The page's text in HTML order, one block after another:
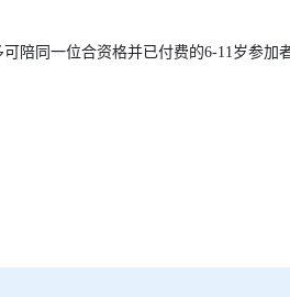
陪同一位合资格并已付费的6-11岁参加